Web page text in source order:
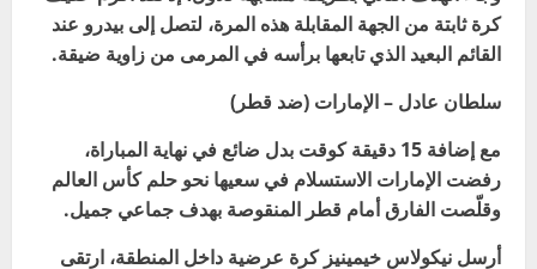
كرة ثابتة من الجهة المقابلة هذه المرة، لتصل إلى بيدرو عند
القائم البعيد الذي تابعها برأسه في المرمى من زاوية ضيقة.
سلطان عادل – الإمارات (ضد قطر)
مع إضافة 15 دقيقة كوقت بدل ضائع في نهاية المباراة،
رفضت الإمارات الاستسلام في سعيها نحو حلم كأس العالم
وقلّصت الفارق أمام قطر المنقوصة بهدف جماعي جميل.
أرسل نيكولاس خيمينيز كرة عرضية داخل المنطقة، ارتقى